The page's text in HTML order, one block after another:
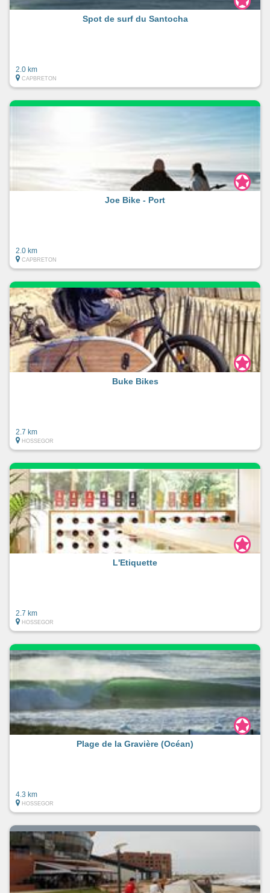
Spot de surf du Santocha
2.0 km
CAPBRETON
Joe Bike - Port
2.0 km
CAPBRETON
Buke Bikes
2.7 km
HOSSEGOR
L'Etiquette
2.7 km
HOSSEGOR
Plage de la Gravière (Océan)
4.3 km
HOSSEGOR